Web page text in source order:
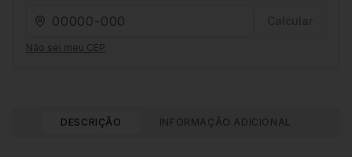
Não sei meu CEP
DESCRIÇÃO INFORMAÇÃO ADICIONAL